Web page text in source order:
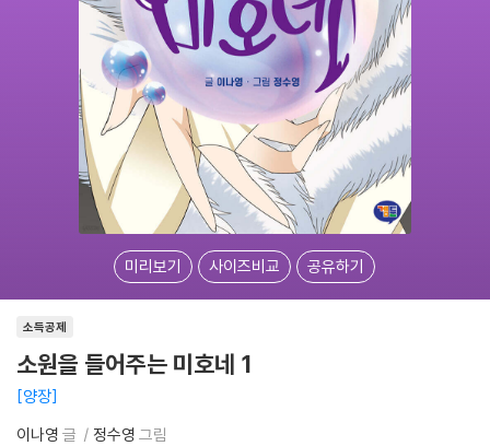
미리보기 사이즈비교 공유하기
소득공제
소원을 들어주는 미호네 1
양장
이나영 글 정수영 그림